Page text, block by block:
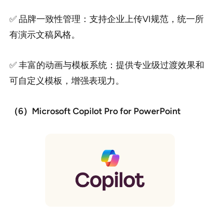
✅ 品牌一致性管理：支持企业上传VI规范，统一所
有演示文稿风格。
✅ 丰富的动画与模板系统：提供专业级过渡效果和
可自定义模板，增强表现力。
（6）Microsoft Copilot Pro for PowerPoint